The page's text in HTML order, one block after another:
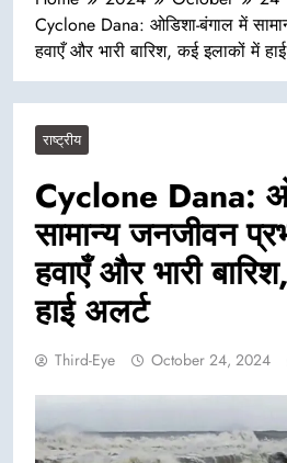
Cyclone Dana: ओडिशा-बंगाल में
हवाएँ और भारी बारिश, कई इलाकों में
राष्ट्रीय
Cyclone Dana:
सामान्य जनजीवन
हवाएँ और भारी
हाई अलर्ट
Third-Eye October 24, 2024